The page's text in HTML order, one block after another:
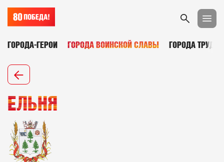
ГОРОДА-ГЕРОИ ГОРОДА ВОИНСКОЙ СЛАВЫ ГОРОДА
ЕЛЬНЯ